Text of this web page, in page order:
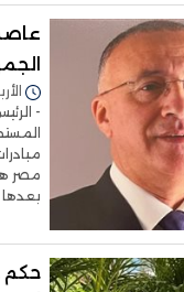
الأربعاء
-
مصر
بعدها
حكم